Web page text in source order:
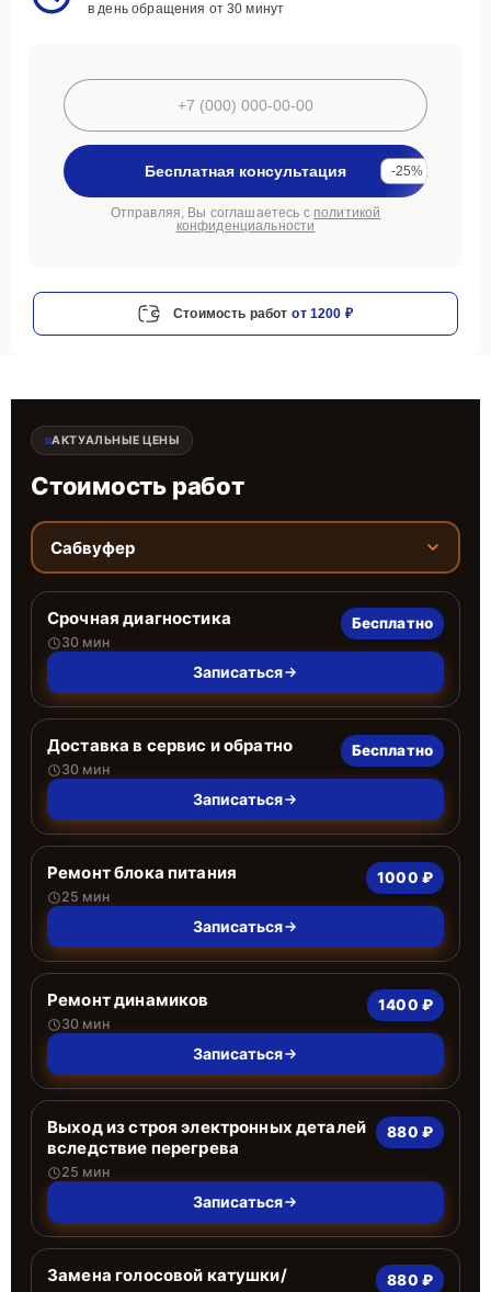
в день обращения от 30 минут
Бесплатная консультация -25%
Отправляя, Вы соглашаетесь с политикой
конфиденциальности
Стоимость работ от 1200 ₽
АКТУАЛЬНЫЕ ЦЕНЫ
Стоимость работ
Сабвуфер
Срочная диагностика
30 мин
Бесплатно
Записаться
Доставка в сервис и обратно
30 мин
Бесплатно
Записаться
Ремонт блока питания
25 мин
1000 ₽
Записаться
Ремонт динамиков
30 мин
1400 ₽
Записаться
Выход из строя электронных деталей
вследствие перегрева
25 мин
880 ₽
Записаться
Замена голосовой катушки/
880 ₽